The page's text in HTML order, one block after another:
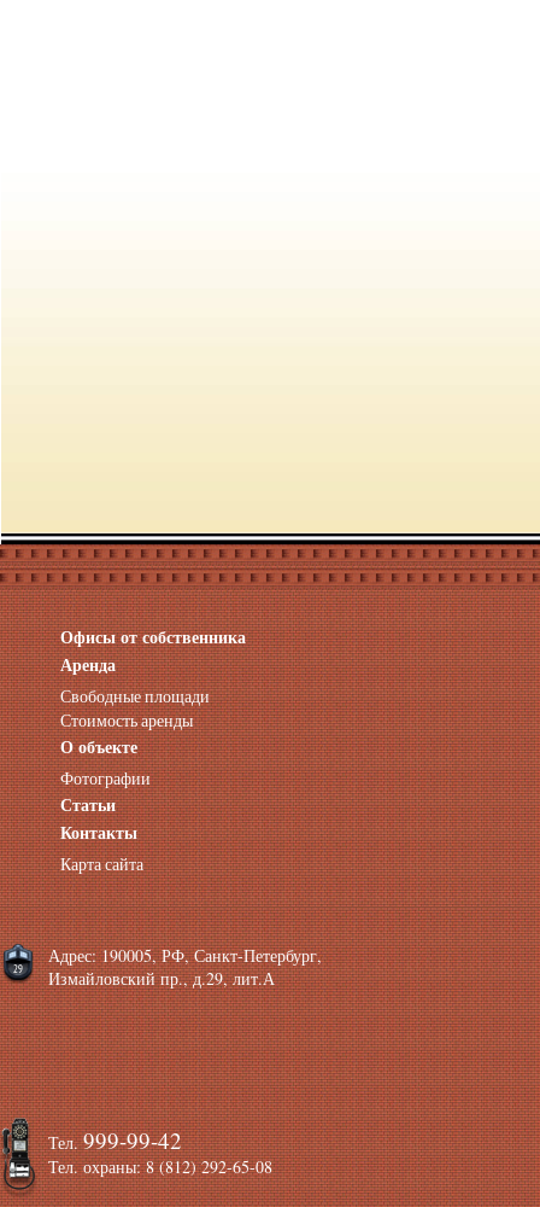
Офисы от собственника
Аренда нежилых помещений
Аренда помещений от собственника
Аренда конференц-зала СПб
Офисы у метро
Офисы в Адмиралтейском районе
Помещения с отдельным входом
Небольшие офисы
Аренда офиса около метро
Снять помещение у метро
Аренда помещений у метро
Аренда помещений район Адмиралтейский
Аренда офиса Технологический институт
Аренда помещений Фрунзенская
Аренда
Свободные площади
Стоимость аренды
О объекте
Фотографии
Статьи
Контакты
Карта сайта
Тел.999-99-42
Тел. охраны: 8 (812) 292-65-08
Адрес: 190005, РФ, Санкт-Петербург,
Измайловский пр., д.29, лит.А